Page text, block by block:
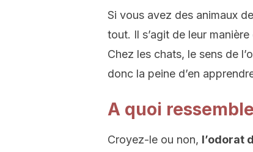
Si vous avez des animaux
tout. Il s’agit de leur
Chez les chats, le sens de
donc la peine d’en
A quoi
Croyez-le ou non, l’odorat